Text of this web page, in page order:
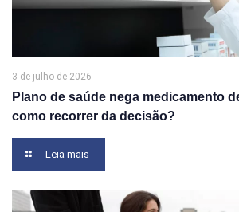
3 de julho de 2026
Plano de saúde nega medicamento
como recorrer da decisão?
Leia mais